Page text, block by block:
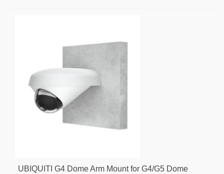
UBIQUITI G4 Dome Arm Mount for G4/G5 Dome